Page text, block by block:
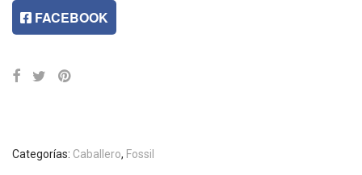
FACEBOOK
Categorías: Caballero, Fossil